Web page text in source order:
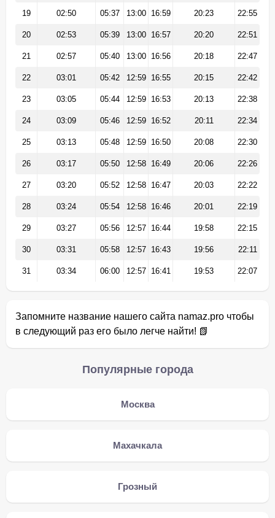
19 02:50 05:37 13:00 16:59 20:23 22:55
20 02:53 05:39 13:00 16:57 20:20 22:51
21 02:57 05:40 13:00 16:56 20:18 22:47
22 03:01 05:42 12:59 16:55 20:15 22:42
23 03:05 05:44 12:59 16:53 20:13 22:38
24 03:09 05:46 12:59 16:52 20:11 22:34
25 03:13 05:48 12:59 16:50 20:08 22:30
26 03:17 05:50 12:58 16:49 20:06 22:26
27 03:20 05:52 12:58 16:47 20:03 22:22
28 03:24 05:54 12:58 16:46 20:01 22:19
29 03:27 05:56 12:57 16:44 19:58 22:15
30 03:31 05:58 12:57 16:43 19:56 22:11
31 03:34 06:00 12:57 16:41 19:53 22:07
Запомните название нашего сайта namaz.pro чтобы
в следующий раз его было легче найти! 📗
Популярные города
Москва
Махачкала
Грозный